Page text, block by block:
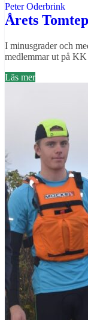
Peter Oderbrink
Årets
I minusgrader och
medlemmar ut på
Läs mer